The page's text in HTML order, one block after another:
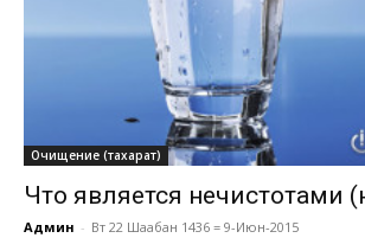
Очищение (тахарат)
Что является нечистотами
Админ - Вт 22 Шаабан 1436 = 9-Июн-2015